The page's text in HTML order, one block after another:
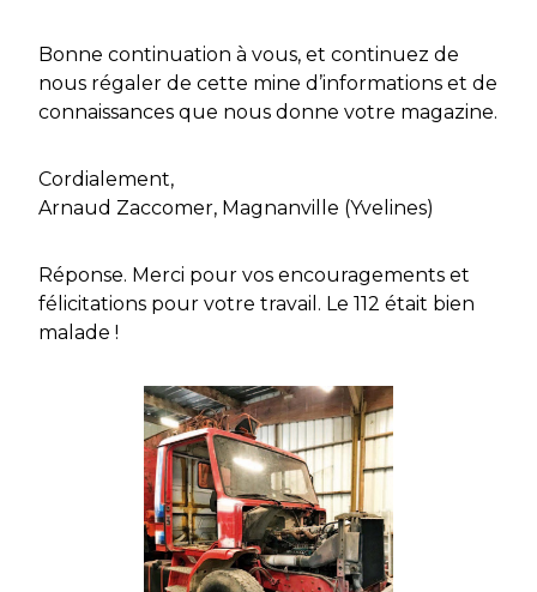
Bonne continuation à vous, et continuez de
nous régaler de cette mine d’informations et de
connaissances que nous donne votre magazine.
Cordialement,
Arnaud Zaccomer, Magnanville (Yvelines)
Réponse. Merci pour vos encouragements et
félicitations pour votre travail. Le 112 était bien
malade !